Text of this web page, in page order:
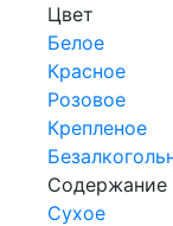
Цвет
Белое
Красное
Розовое
Крепленое
Содержание
Сухое